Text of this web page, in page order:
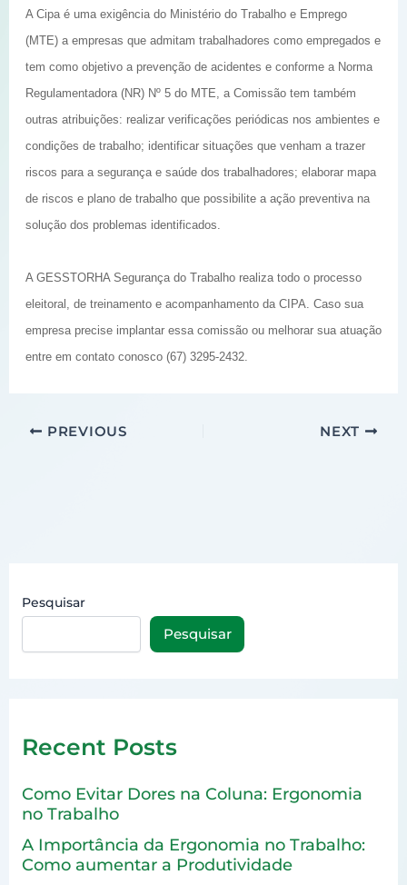
A Cipa é uma exigência do Ministério do Trabalho e Emprego
(MTE) a empresas que admitam trabalhadores como empregados e
tem como objetivo a prevenção de acidentes e conforme a Norma
Regulamentadora (NR) Nº 5 do MTE, a Comissão tem também
outras atribuições: realizar verificações periódicas nos ambientes e
condições de trabalho; identificar situações que venham a trazer
riscos para a segurança e saúde dos trabalhadores; elaborar mapa
de riscos e plano de trabalho que possibilite a ação preventiva na
solução dos problemas identificados.
A GESSTORHA Segurança do Trabalho realiza todo o processo
eleitoral, de treinamento e acompanhamento da CIPA. Caso sua
empresa precise implantar essa comissão ou melhorar sua atuação
entre em contato conosco (67) 3295-2432.
PREVIOUS NEXT
Pesquisar
Pesquisar
Recent Posts
Como Evitar Dores na Coluna: Ergonomia
no Trabalho
A Importância da Ergonomia no Trabalho:
Como aumentar a Produtividade